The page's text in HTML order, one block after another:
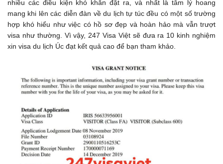
nhiều các điều kiện khó khăn đặt ra, và nhất là tâm lý hoang
mang khi lên các diễn đàn về du lịch tự túc đều có một số trường
hợp khó hiểu như việc có hồ sơ đẹp và hoàn hảo mà vẫn trượt
visa như thường. Vì vậy, 247 Visa Việt sẽ đưa ra 10 kinh nghiệm
xin visa du lịch Úc đạt kết quả cao để bạn tham khảo.